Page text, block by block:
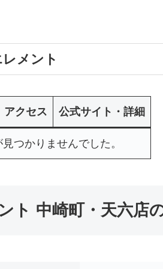
メント
アクセス 公式サイト・詳細
つかりませんでした。
ト 中崎町・天六店